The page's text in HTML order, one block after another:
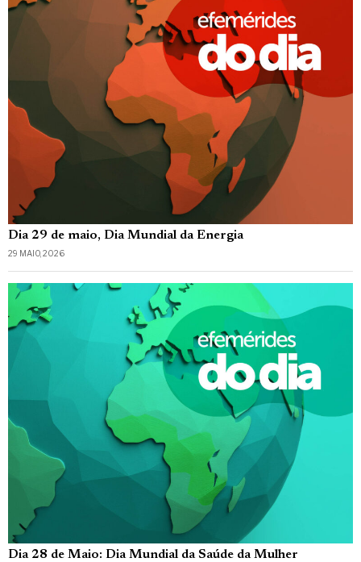
Dia 29 de maio, Dia Mundial da Energia
29 MAIO, 2026
Dia 28 de Maio: Dia Mundial da Saúde da Mulher